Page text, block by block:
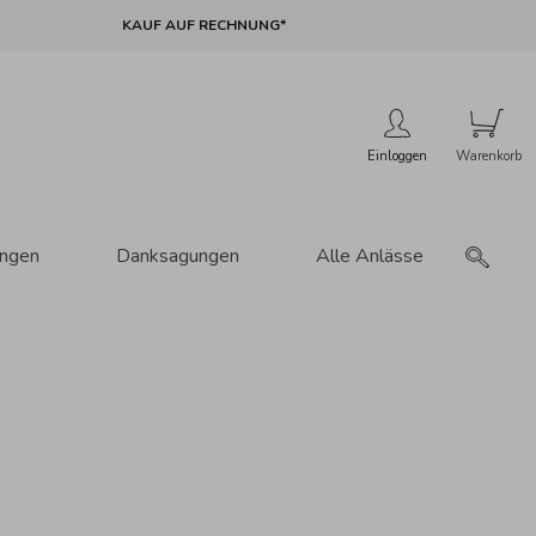
KAUF AUF RECHNUNG*
Einloggen
Danksagungen Alle Anlässe